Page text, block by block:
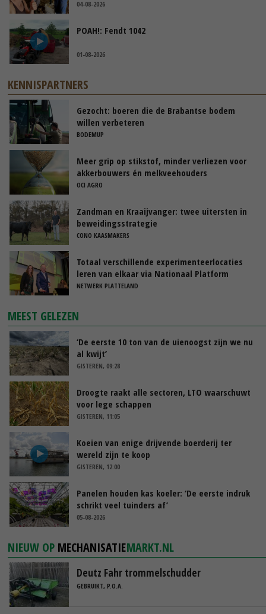
04-08-2026
POAH!: Fendt 1042
01-08-2026
KENNISPARTNERS
Gezocht: boeren die de Brabantse bodem
willen verbeteren
BODEMUP
Meer grip op stikstof, minder verliezen voor
akkerbouwers én melkveehouders
OCI AGRO
Zandman en Kraaijvanger: twee uitersten in
beweidingsstrategie
CONO KAASMAKERS
Totaal verschillende experimenteerlocaties
leren van elkaar via Nationaal Platform
NETWERK PLATTELAND
MEEST GELEZEN
‘De eerste 10 ton van de uienoogst zijn we nu
al kwijt’
GISTEREN, 09:28
Droogte raakt alle sectoren, LTO waarschuwt
voor lege schappen
GISTEREN, 11:05
Koeien van enige drijvende boerderij ter
wereld zijn te koop
GISTEREN, 12:00
Panelen houden kas koeler: ‘De eerste indruk
schrikt veel tuinders af’
05-08-2026
NIEUW OP MECHANISATIEMARKT.NL
Deutz Fahr trommelschudder
GEBRUIKT, P.O.A.